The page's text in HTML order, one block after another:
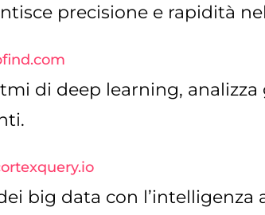
precisione e rapidità
di deep learning,
big data con